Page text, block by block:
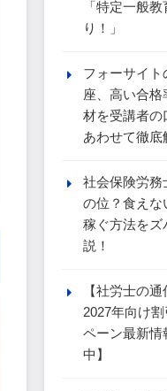
「特定一般
り！」
フォーサイ
座、高い合
材を受講者の
あわせて徹底
社会保険労務
の位？食えな
稼ぐ方法をズ
説！
【社労士の通
2027年向け
ペーン最新情
中】